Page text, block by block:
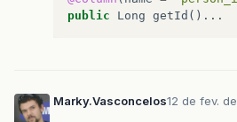
public
Long getId ()...
Marky.Vasconcelos12 de fev.